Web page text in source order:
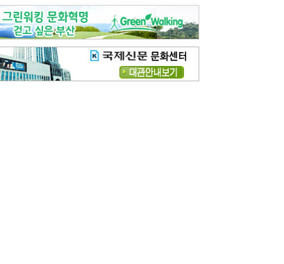
우리 결혼해요-[전체보기]
우리 결혼해요- 김홍윤·정세빈 커플